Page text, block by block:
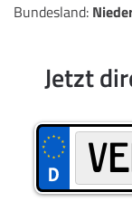
Bundesland:
Jetzt